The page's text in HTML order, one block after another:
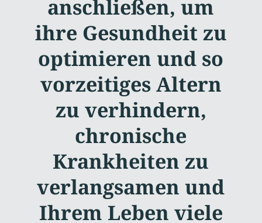
anschließen, um
ihre Gesundheit zu
optimieren und so
vorzeitiges Altern
zu verhindern,
chronische
Krankheiten zu
verlangsamen und
Ihrem Leben viele